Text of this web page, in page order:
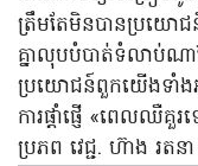
ត្រឹមតែមិនបានប្រយោជ
គ្នាលុបបំបាត់ទំលាប់ណា
ប្រយោជន៍ពួកយើងទាំង
ការផ្តាំផ្ញើ «ពេលឈឺគួ
ប្រភព វេជ្ជ. ហ៊ាង រត